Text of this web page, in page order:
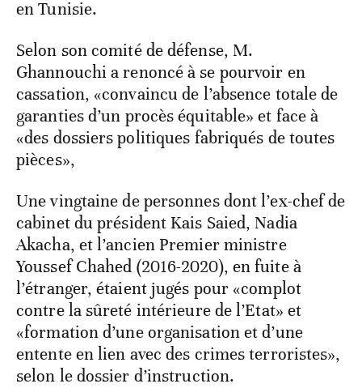
en Tunisie.
Selon son comité de défense, M.
Ghannouchi a renoncé à se pourvoir en
cassation, «convaincu de l’absence totale de
garanties d’un procès équitable» et face à
«des dossiers politiques fabriqués de toutes
pièces»,
Une vingtaine de personnes dont l’ex-chef de
cabinet du président Kais Saied, Nadia
Akacha, et l’ancien Premier ministre
Youssef Chahed (2016-2020), en fuite à
l’étranger, étaient jugés pour «complot
contre la sûreté intérieure de l’Etat» et
«formation d’une organisation et d’une
entente en lien avec des crimes terroristes»,
selon le dossier d’instruction.